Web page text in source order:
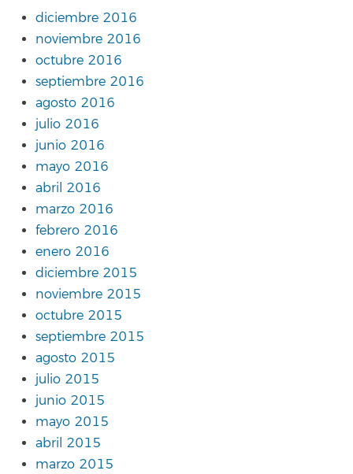
diciembre 2016
noviembre 2016
octubre 2016
septiembre 2016
agosto 2016
julio 2016
junio 2016
mayo 2016
abril 2016
marzo 2016
febrero 2016
enero 2016
diciembre 2015
noviembre 2015
octubre 2015
septiembre 2015
agosto 2015
julio 2015
junio 2015
mayo 2015
abril 2015
marzo 2015